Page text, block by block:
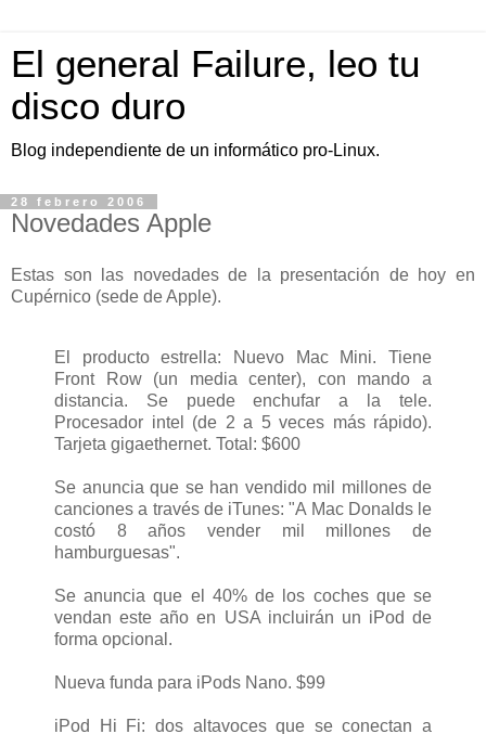
El general Failure, leo tu
disco duro
Blog independiente de un informático pro-Linux.
28 febrero 2006
Novedades Apple
Estas son las novedades de la presentación de hoy en
Cupérnico (sede de Apple).
El producto estrella: Nuevo Mac Mini. Tiene
Front Row (un media center), con mando a
distancia. Se puede enchufar a la tele.
Procesador intel (de 2 a 5 veces más rápido).
Tarjeta gigaethernet. Total: $600
Se anuncia que se han vendido mil millones de
canciones a través de iTunes: "A Mac Donalds le
costó 8 años vender mil millones de
hamburguesas".
Se anuncia que el 40% de los coches que se
vendan este año en USA incluirán un iPod de
forma opcional.
Nueva funda para iPods Nano. $99
iPod Hi Fi: dos altavoces que se conectan a